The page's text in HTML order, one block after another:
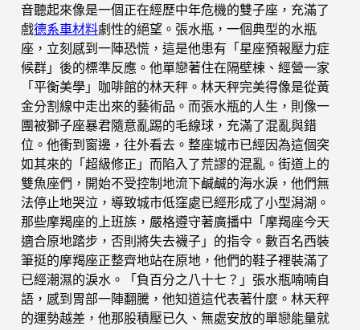
音聽起來像是一個正在經歷中年危機的雙子座，充滿了
戲德系車材料劇性的絕望。張水瓶，一個典型的水瓶
座，立刻感到一陣恐慌，這是他患有「星座預報壓力症
候群」後的標準反應。他單戀著住在隔壁棟、經營一家
「平衡美學」咖啡館的林天秤。林天秤完美得像是從黃
金分割線中走出來的藝術品。而張水瓶的人生，則像一
團被獅子座暴君隨意亂踢的毛線球，充滿了混亂與錯
位。他衝到窗邊，往外看去。整座城市已經因為這個突
如其來的「超級修正」而陷入了荒謬的混亂。街道上的
雙魚座們，開始不受控制地流下鹹鹹的海水淚，他們無
法停止地哭泣，導致城市低窪處已經形成了小型潟湖。
那些摩羯座的上班族，嚴格遵守著廣播中「摩羯座今天
適合原地踏步，否則將失去襪子」的指令。數百名西裝
筆挺的摩羯座正整齊地站在原地，他們的鞋子裡裝滿了
已經潮濕的淚水。「負百分之八十七？」張水瓶喃喃自
語，感到胃部一陣翻騰，他知道這代表著什麼。林天秤
的運勢越差，他那股積壓已久、無處安放的單戀能量就